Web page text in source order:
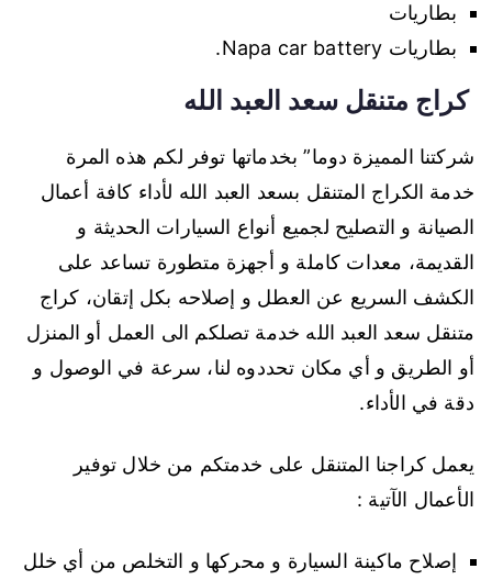
بطاريات
بطاريات Napa car battery.
كراج متنقل سعد العبد الله
شركتنا المميزة دوما” بخدماتها توفر لكم هذه المرة
خدمة الكراج المتنقل بسعد العبد الله لأداء كافة أعمال
الصيانة و التصليح لجميع أنواع السيارات الحديثة و
القديمة، معدات كاملة و أجهزة متطورة تساعد على
الكشف السريع عن العطل و إصلاحه بكل إتقان، كراج
متنقل سعد العبد الله خدمة تصلكم الى العمل أو المنزل
أو الطريق و أي مكان تحددوه لنا، سرعة في الوصول و
دقة في الأداء.
يعمل كراجنا المتنقل على خدمتكم من خلال توفير
الأعمال الآتية :
إصلاح ماكينة السيارة و محركها و التخلص من أي خلل